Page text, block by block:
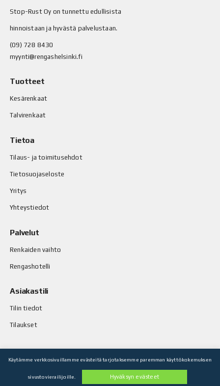
Stop-Rust Oy on tunnettu edullisista
hinnoistaan ja hyvästä palvelustaan.
(09) 728 8430
myynti@rengashelsinki.fi
Tuotteet
Kesärenkaat
Talvirenkaat
Tietoa
Tilaus- ja toimitusehdot
Tietosuojaseloste
Yritys
Yhteystiedot
Palvelut
Renkaiden vaihto
Rengashotelli
Asiakastili
Tilin tiedot
Tilaukset
© Stop-Rust Oy. Kaikki oikeudet pidätetään.
Käytämme verkkosivuillamme evästeitä tarjotaksemme paremman käyttökokemuksen
sivustovierailijoille. Hyväksyn evästeet